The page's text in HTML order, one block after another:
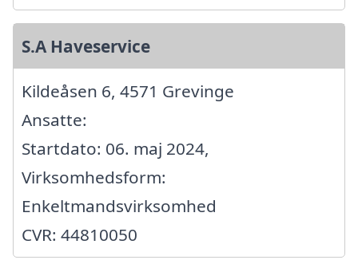
S.A Haveservice
Kildeåsen 6, 4571 Grevinge
Ansatte:
Startdato: 06. maj 2024,
Virksomhedsform:
Enkeltmandsvirksomhed
CVR: 44810050